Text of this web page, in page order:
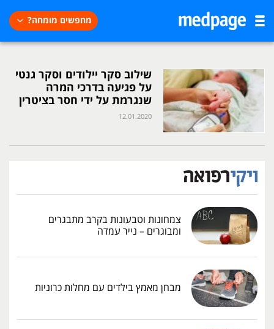
מחפשים מומחה?
שילוב סקר יילודים וסקר גנטי
על פגיעה בדרכי המרה
שנגרמת על ידי חסר בציטרין
12.01.2020
צמחונות וטבעונות בקרב מתבגרים
ומבוגרים – נייר עמדה
מבחן מאמץ בילדים עם מחלות כרוניות